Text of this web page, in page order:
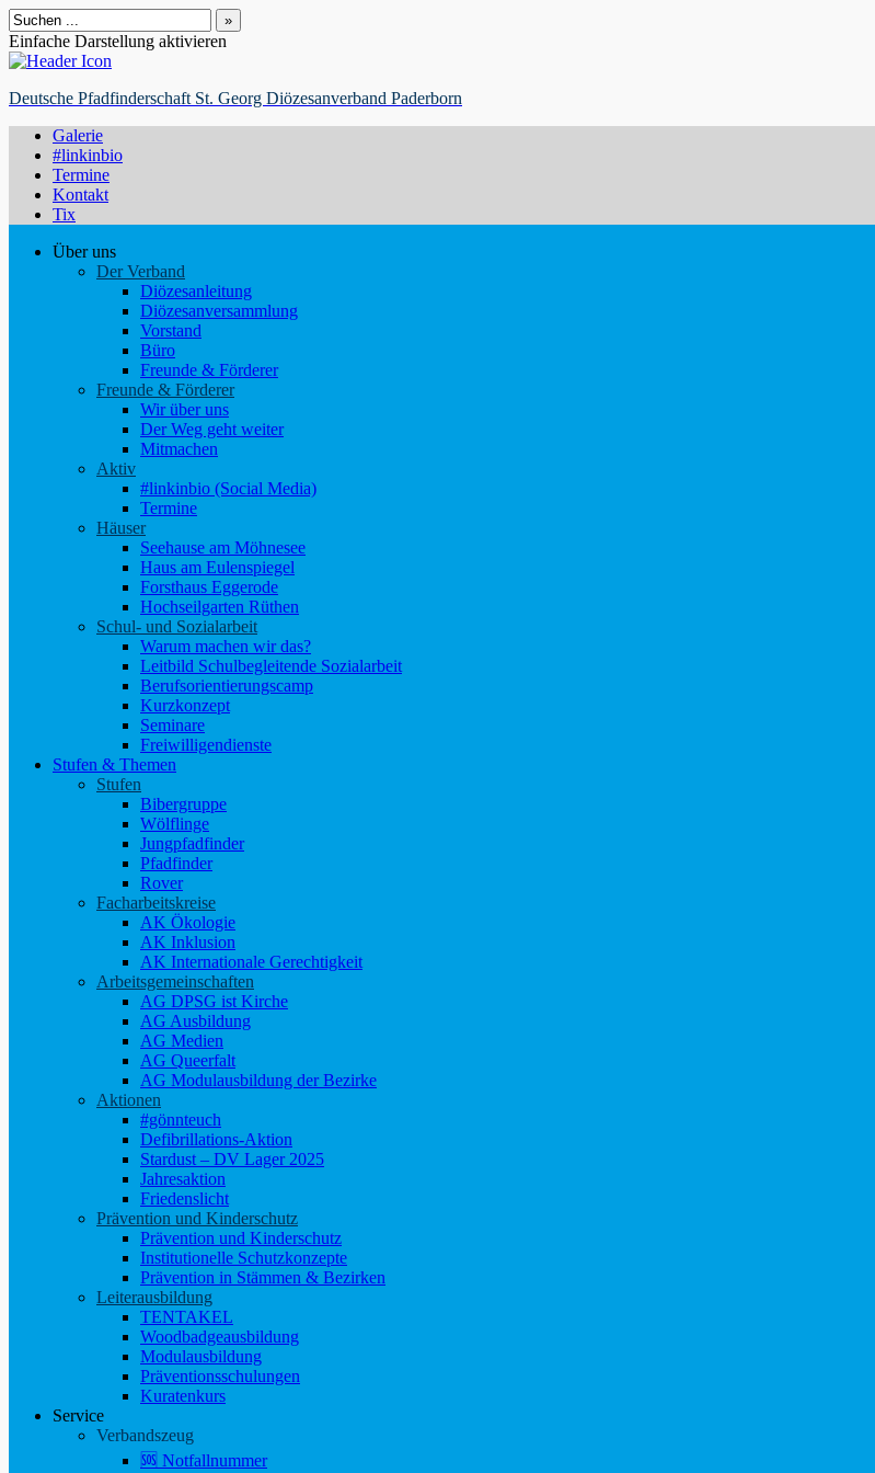
Suchen
nach:
Einfache Darstellung aktivieren
Deutsche Pfadfinderschaft St. Georg Diözesanverband Paderborn
Galerie
#linkinbio
Termine
Kontakt
Tix
Über uns
Der Verband
Diözesanleitung
Diözesanversammlung
Vorstand
Büro
Freunde & Förderer
Freunde & Förderer
Wir über uns
Der Weg geht weiter
Mitmachen
Aktiv
#linkinbio (Social Media)
Termine
Häuser
Seehause am Möhnesee
Haus am Eulenspiegel
Forsthaus Eggerode
Hochseilgarten Rüthen
Schul- und Sozialarbeit
Warum machen wir das?
Leitbild Schulbegleitende Sozialarbeit
Berufsorientierungscamp
Kurzkonzept
Seminare
Freiwilligendienste
Stufen & Themen
Stufen
Bibergruppe
Wölflinge
Jungpfadfinder
Pfadfinder
Rover
Facharbeitskreise
AK Ökologie
AK Inklusion
AK Internationale Gerechtigkeit
Arbeitsgemeinschaften
AG DPSG ist Kirche
AG Ausbildung
AG Medien
AG Queerfalt
AG Modulausbildung der Bezirke
Aktionen
#gönnteuch
Defibrillations-Aktion
Stardust – DV Lager 2025
Jahresaktion
Friedenslicht
Prävention und Kinderschutz
Prävention und Kinderschutz
Institutionelle Schutzkonzepte
Prävention in Stämmen & Bezirken
Leiterausbildung
TENTAKEL
Woodbadgeausbildung
Modulausbildung
Präventionsschulungen
Kuratenkurs
Service
Verbandszeug
🆘 Notfallnummer